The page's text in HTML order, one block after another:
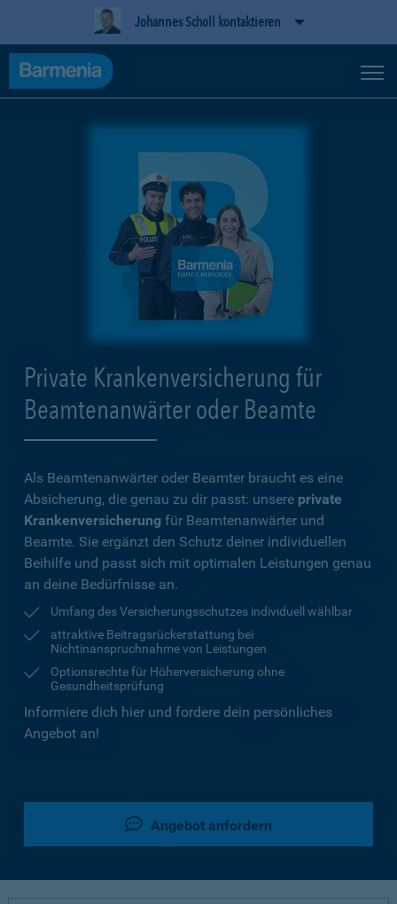
Johannes Scholl kontaktieren
Private Krankenversicherung für
Beamtenanwärter oder Beamte
Als Beamtenanwärter oder Beamter braucht es eine
Absicherung, die genau zu dir passt: unsere private
Krankenversicherung für Beamtenanwärter und
Beamte. Sie ergänzt den Schutz deiner individuellen
Beihilfe und passt sich mit optimalen Leistungen genau
an deine Bedürfnisse an.
Umfang des Versicherungsschutzes individuell wählbar
attraktive Beitragsrückerstattung bei
Nichtinanspruchnahme von Leistungen
Optionsrechte für Höherversicherung ohne
Gesundheitsprüfung
Informiere dich hier und fordere dein persönliches
Angebot an!
Angebot anfordern